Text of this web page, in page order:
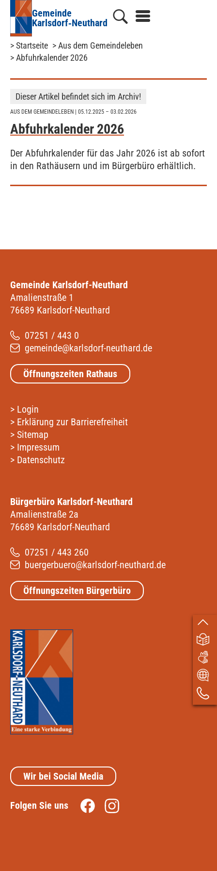
Gemeinde
Karlsdorf‑Neuthard
> Startseite > Aus dem Gemeindeleben
> Abfuhrkalender 2026
Dieser Artikel befindet sich im Archiv!
AUS DEM GEMEINDELEBEN | 05.12.2025 – 03.02.2026
Abfuhrkalender 2026
Der Abfuhrkalender für das Jahr 2026 ist ab sofort
in den Rathäusern und im Bürgerbüro erhältlich.
Gemeinde Karlsdorf-Neuthard
Amalienstraße 1
76689 Karlsdorf-Neuthard
07251 / 443 0
gemeinde@karlsdorf-neuthard.de
Öffnungszeiten Rathaus
> Login
> Erklärung zur Barrierefreiheit
> Sitemap
> Impressum
> Datenschutz
Bürgerbüro Karlsdorf-Neuthard
Amalienstraße 2a
76689 Karlsdorf-Neuthard
07251 / 443 260
buergerbuero@karlsdorf-neuthard.de
Öffnungszeiten Bürgerbüro
Wir bei Social Media
Folgen Sie uns